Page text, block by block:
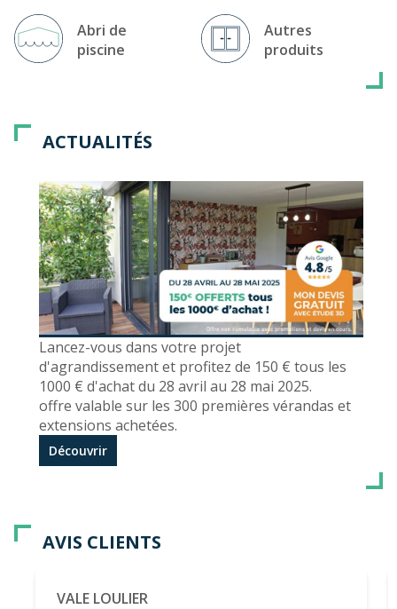
Abri de
piscine
Autres
produits
ACTUALITÉS
Lancez-vous dans votre projet
d'agrandissement et profitez de 150 € tous les
1000 € d'achat du 28 avril au 28 mai 2025.
offre valable sur les 300 premières vérandas et
extensions achetées.
Découvrir
AVIS CLIENTS
VALE LOULIER